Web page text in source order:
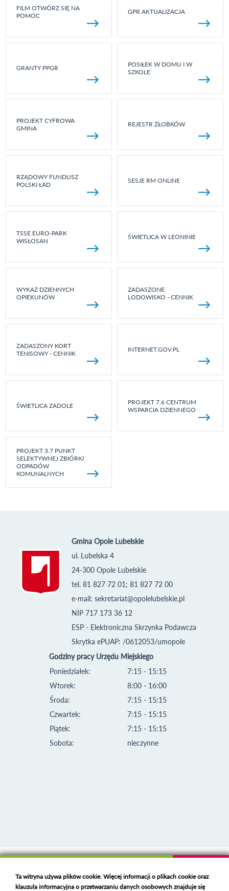
FILM OTWÓRZ SIĘ NA
POMOC
GPR AKTUALIZACJA
GRANTY PPGR
POSIŁEK W DOMU I W
SZKOLE
PROJEKT CYFROWA
GMINA
REJESTR ŻŁOBKÓW
RZĄDOWY FUNDUSZ
POLSKI ŁAD
SESJE RM ONLINE
TSSE EURO-PARK
WISŁOSAN
ŚWIETLICA W LEONINIE
WYKAZ DZIENNYCH
OPIEKUNÓW
ZADASZONE
LODOWISKO - CENNIK
ZADASZONY KORT
TENISOWY - CENNIK
INTERNET.GOV.PL
ŚWIETLICA ZADOLE
PROJEKT 7.6 CENTRUM
WSPARCIA DZIENNEGO
PROJEKT 3.7 PUNKT
SELEKTYWNEJ ZBIÓRKI
ODPADÓW
KOMUNALNYCH
Gmina Opole Lubelskie
ul. Lubelska 4
24-300 Opole Lubelskie
tel. 81 827 72 01; 81 827 72 00
e-mail: sekretariat@opolelubelskie.pl
NIP 717 173 36 12
ESP - Elektroniczna Skrzynka Podawcza
Skrytka ePUAP: /0612053/umopole
Godziny pracy Urzędu Miejskiego
Poniedziałek:
Wtorek:
Środa:
Czwartek:
Piątek:
Sobota:
7:15 - 15:15
8:00 - 16:00
7:15 - 15:15
7:15 - 15:15
7:15 - 15:15
nieczynne
Deklaracja dostępności
Ta witryna używa plików cookie. Więcej informacji o plikach cookie oraz
klauzula informacyjna o przetwarzaniu danych osobowych znajduje się